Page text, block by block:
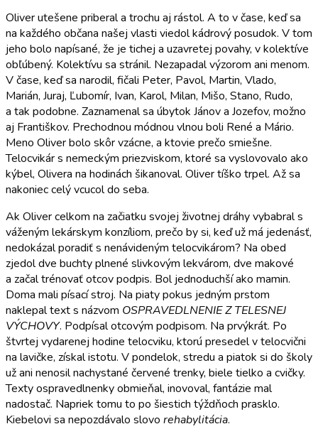
Oliver utešene priberal a trochu aj rástol. A to v čase, keď sa
na každého občana našej vlasti viedol kádrový posudok. V tom
jeho bolo napísané, že je tichej a uzavretej povahy, v kolektíve
obľúbený. Kolektívu sa stránil. Nezapadal výzorom ani menom.
V čase, keď sa narodil, fičali Peter, Pavol, Martin, Vlado,
Marián, Juraj, Ľubomír, Ivan, Karol, Milan, Mišo, Stano, Rudo,
a tak podobne. Zaznamenal sa úbytok Jánov a Jozefov, možno
aj Františkov. Prechodnou módnou vlnou boli René a Mário.
Meno Oliver bolo skôr vzácne, a ktovie prečo smiešne.
Telocvikár s nemeckým priezviskom, ktoré sa vyslovovalo ako
kýbel, Olivera na hodinách šikanoval. Oliver tíško trpel. Až sa
nakoniec celý vcucol do seba.
Ak Oliver celkom na začiatku svojej životnej dráhy vybabral s
váženým lekárskym konzíliom, prečo by si, keď už má jedenásť,
nedokázal poradiť s nenávideným telocvikárom? Na obed
zjedol dve buchty plnené slivkovým lekvárom, dve makové
a začal trénovať otcov podpis. Bol jednoduchší ako mamin.
Doma mali písací stroj. Na piaty pokus jedným prstom
naklepal text s názvom OSPRAVEDLNENIE Z TELESNEJ
VÝCHOVY. Podpísal otcovým podpisom. Na prvýkrát. Po
štvrtej vydarenej hodine telocviku, ktorú presedel v telocvični
na lavičke, získal istotu. V pondelok, stredu a piatok si do školy
už ani nenosil nachystané červené trenky, biele tielko a cvičky.
Texty ospravedlnenky obmieňal, inovoval, fantázie mal
nadostač. Napriek tomu to po šiestich týždňoch prasklo.
Kiebelovi sa nepozdávalo slovo rehabylitácia.